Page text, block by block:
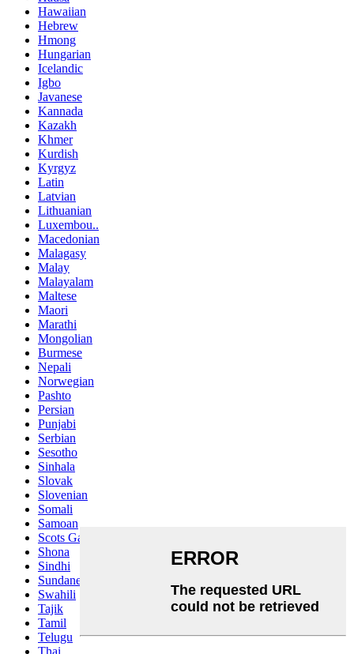
Hawaiian
Hebrew
Hmong
Hungarian
Icelandic
Igbo
Javanese
Kannada
Kazakh
Khmer
Kurdish
Kyrgyz
Latin
Latvian
Lithuanian
Luxembou..
Macedonian
Malagasy
Malay
Malayalam
Maltese
Maori
Marathi
Mongolian
Burmese
Nepali
Norwegian
Pashto
Persian
Punjabi
Serbian
Sesotho
Sinhala
Slovak
Slovenian
Somali
Samoan
Scots Gaelic
Shona
Sindhi
Sundanese
Swahili
Tajik
Tamil
Telugu
Thai